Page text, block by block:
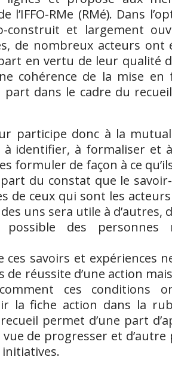
l’IFFO-RMe (RMé). Dans
construit et largement
de nombreux acteurs ont
en vertu de leur qualité
cohérence de la mise
part dans le cadre du
participe donc à la
à identifier, à formaliser et
formuler de façon à ce
part du constat que le
de ceux qui sont les acteurs
uns sera utile à d’autres,
des personnes
ces savoirs et expériences
de réussite d’une action
ces conditions
la fiche action dans la
permet d’une part
de progresser et d’autre